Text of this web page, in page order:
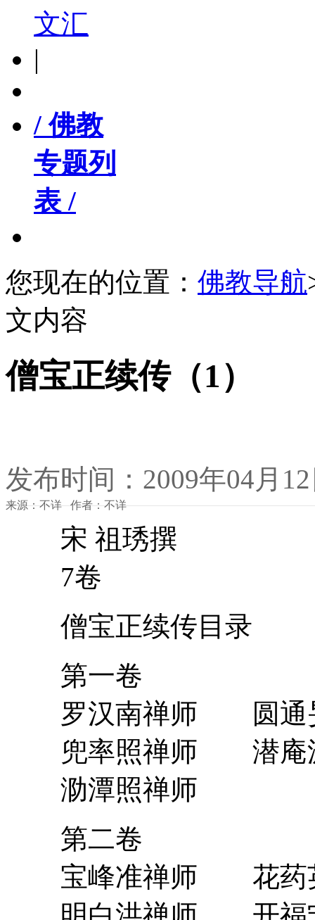
文汇
|
/ 佛教
专题列
表 /
您现在的位置： 佛教导航
文内容
僧宝正续传（1）
发布时间：2009年04月
来源：不详 作者：不详
宋 祖琇撰
7卷
僧宝正续传目录
第一卷
罗汉南禅师 圆通
兜率照禅师 潜庵
泐潭照禅师
第二卷
宝峰准禅师 花药